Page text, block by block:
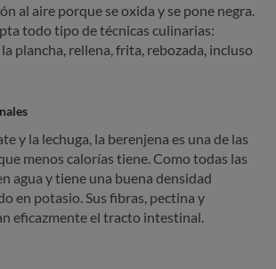
al aire porque se oxida y se pone negra.
todo tipo de técnicas culinarias:
plancha, rellena, frita, rebozada, incluso
y la lechuga, la berenjena es una de las
menos calorías tiene. Como todas las
agua y tiene una buena densidad
en potasio. Sus fibras, pectina y
eficazmente el tracto intestinal.